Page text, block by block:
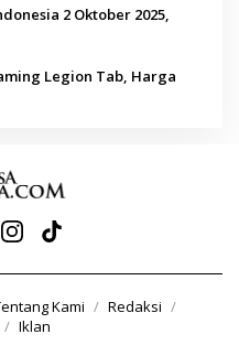
2 Oktober 2025,
Legion Tab, Harga
Kami
Redaksi
Iklan